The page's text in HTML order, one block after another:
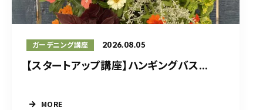
ガーデニング講座 2026.08.05
【スタートアップ講座】ハンギングバス...
MORE